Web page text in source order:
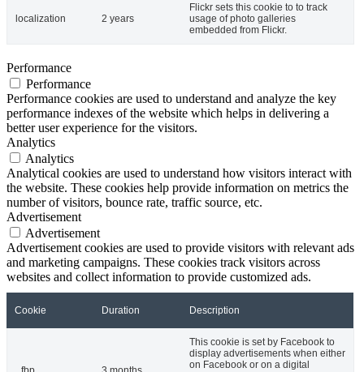
localization 2 years
Flickr sets this cookie to to track
usage of photo galleries
embedded from Flickr.
Performance
Performance
Performance cookies are used to understand and analyze the key
performance indexes of the website which helps in delivering a
better user experience for the visitors.
Analytics
Analytics
Analytical cookies are used to understand how visitors interact with
the website. These cookies help provide information on metrics the
number of visitors, bounce rate, traffic source, etc.
Advertisement
Advertisement
Advertisement cookies are used to provide visitors with relevant ads
and marketing campaigns. These cookies track visitors across
websites and collect information to provide customized ads.
Cookie Duration Description
This cookie is set by Facebook to
display advertisements when either
on Facebook or on a digital